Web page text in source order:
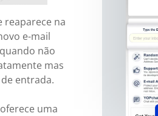
reaparece na
e-mail
não
mas
entrada.
uma